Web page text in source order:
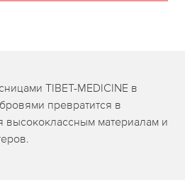
TIBET-MEDICINE в
превратится в
высококлассным материалам и